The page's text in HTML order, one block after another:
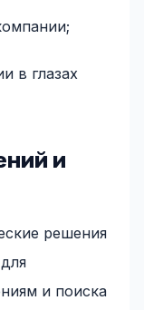
в глазах
и
решения
и поиска